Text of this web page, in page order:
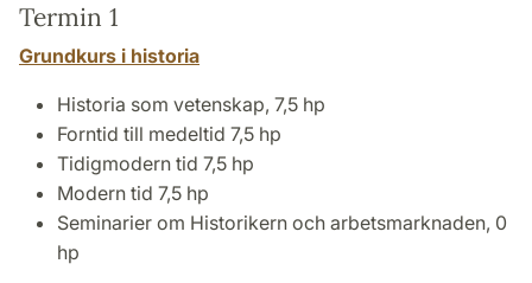
Termin 1
Grundkurs i historia
Historia som vetenskap, 7,5 hp
Forntid till medeltid 7,5 hp
Tidigmodern tid 7,5 hp
Modern tid 7,5 hp
Seminarier om Historikern och arbetsmarknaden, 0
hp